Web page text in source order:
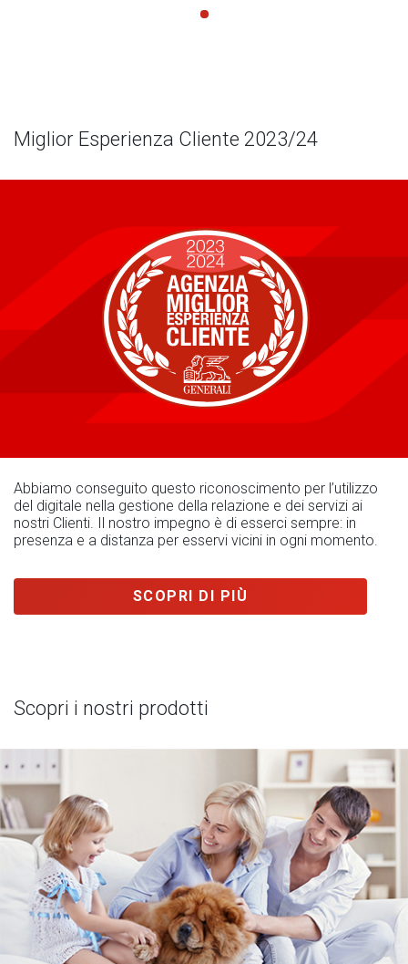
Miglior Esperienza Cliente 2023/24
Abbiamo conseguito questo riconoscimento per l’utilizzo
del digitale nella gestione della relazione e dei servizi ai
nostri Clienti. Il nostro impegno è di esserci sempre: in
presenza e a distanza per esservi vicini in ogni momento.
SCOPRI DI PIÙ
Scopri i nostri prodotti